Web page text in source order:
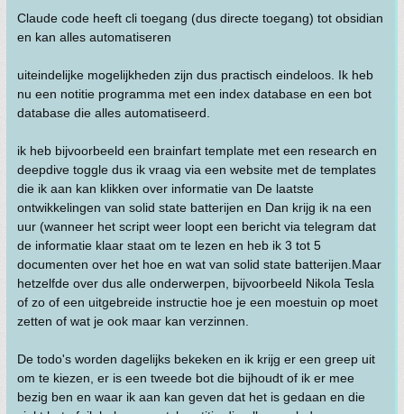
Claude code heeft cli toegang (dus directe toegang) tot obsidian
en kan alles automatiseren
uiteindelijke mogelijkheden zijn dus practisch eindeloos. Ik heb
nu een notitie programma met een index database en een bot
database die alles automatiseerd.
ik heb bijvoorbeeld een brainfart template met een research en
deepdive toggle dus ik vraag via een website met de templates
die ik aan kan klikken over informatie van De laatste
ontwikkelingen van solid state batterijen en Dan krijg ik na een
uur (wanneer het script weer loopt een bericht via telegram dat
de informatie klaar staat om te lezen en heb ik 3 tot 5
documenten over het hoe en wat van solid state batterijen.Maar
hetzelfde over dus alle onderwerpen, bijvoorbeeld Nikola Tesla
of zo of een uitgebreide instructie hoe je een moestuin op moet
zetten of wat je ook maar kan verzinnen.
De todo's worden dagelijks bekeken en ik krijg er een greep uit
om te kiezen, er is een tweede bot die bijhoudt of ik er mee
bezig ben en waar ik aan kan geven dat het is gedaan en die